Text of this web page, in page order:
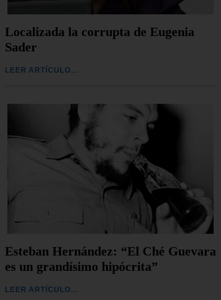
Localizada la corrupta de Eugenia
Sader
LEER ARTÍCULO...
Esteban Hernández: “El Ché Guevara
es un grandísimo hipócrita”
LEER ARTÍCULO...